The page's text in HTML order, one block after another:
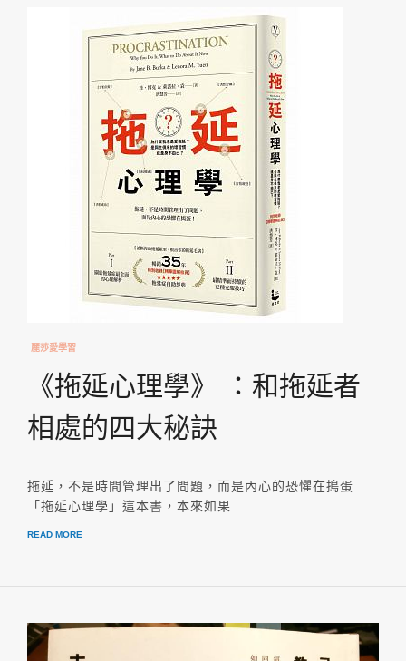
麗莎愛學習
《拖延心理學》 ：和拖延者
相處的四大秘訣
拖延，不是時間管理出了問題，而是內心的恐懼在搗蛋
「拖延心理學」這本書，本來如果…
READ MORE